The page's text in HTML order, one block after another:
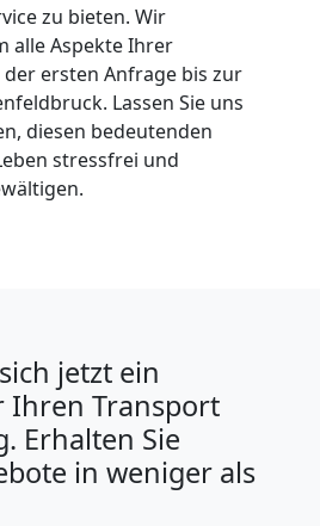
zu bieten. Wir
alle Aspekte Ihrer
ersten Anfrage bis zur
Lassen Sie uns
diesen bedeutenden
stressfrei und
jetzt ein
Ihren Transport
Erhalten Sie
in weniger als